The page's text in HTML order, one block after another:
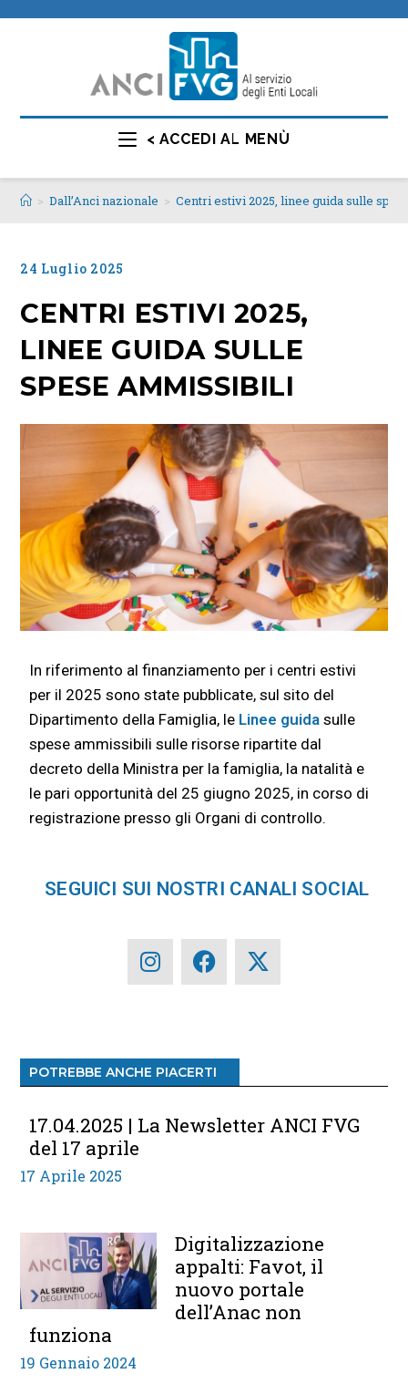
< ACCEDI AL MENÙ
> Dall’Anci nazionale > Centri estivi 2025, linee guida sulle
24 Luglio 2025
CENTRI ESTIVI 2025,
LINEE GUIDA SULLE
SPESE AMMISSIBILI
In riferimento al finanziamento per i centri estivi
per il 2025 sono state pubblicate, sul sito del
Dipartimento della Famiglia, le Linee guida sulle
spese ammissibili sulle risorse ripartite dal
decreto della Ministra per la famiglia, la natalità e
le pari opportunità del 25 giugno 2025, in corso di
registrazione presso gli Organi di controllo.
SEGUICI SUI NOSTRI CANALI SOCIAL
POTREBBE ANCHE PIACERTI
17.04.2025 | La Newsletter ANCI FVG
del 17 aprile
17 Aprile 2025
Digitalizzazione
appalti: Favot, il
nuovo portale
dell’Anac non
funziona
19 Gennaio 2024